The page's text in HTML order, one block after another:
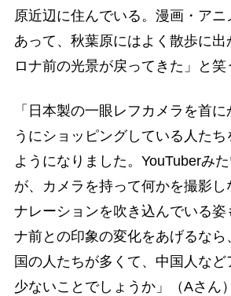
原近辺に住んでいる。漫画・アニ
あって、秋葉原にはよく散歩に出
ロナ前の光景が戻ってきた」と笑
「日本製の一眼レフカメラを首
うにショッピングしている人たち
ようになりました。YouTuberみ
が、カメラを持って何かを撮影し
ナレーションを吹き込んでいる姿
ナ前との印象の変化をあげるな
国の人たちが多くて、中国人な
少ないことでしょうか」（Aさん）